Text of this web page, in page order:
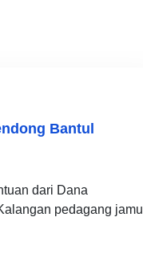
Bantul
dari Dana
pedagang jamu